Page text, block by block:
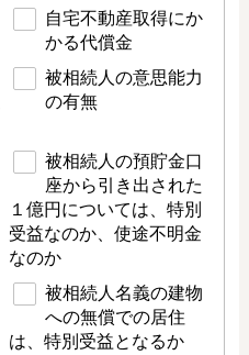
自宅不動産取得にか
かる代償金
被相続人の意思能力
の有無
被相続人の預貯金口
座から引き出された
１億円については、特別
受益なのか、使途不明金
なのか
被相続人名義の建物
への無償での居住
は、特別受益となるか